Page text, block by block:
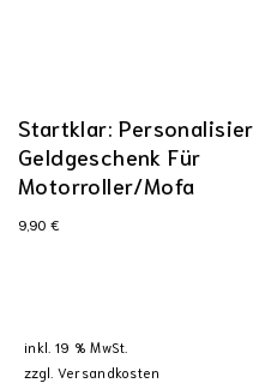
Startklar:
Geldgeschenk Für
Motorroller/Mofa
9,90 €
inkl. 19 % MwSt.
zzgl. Versandkosten